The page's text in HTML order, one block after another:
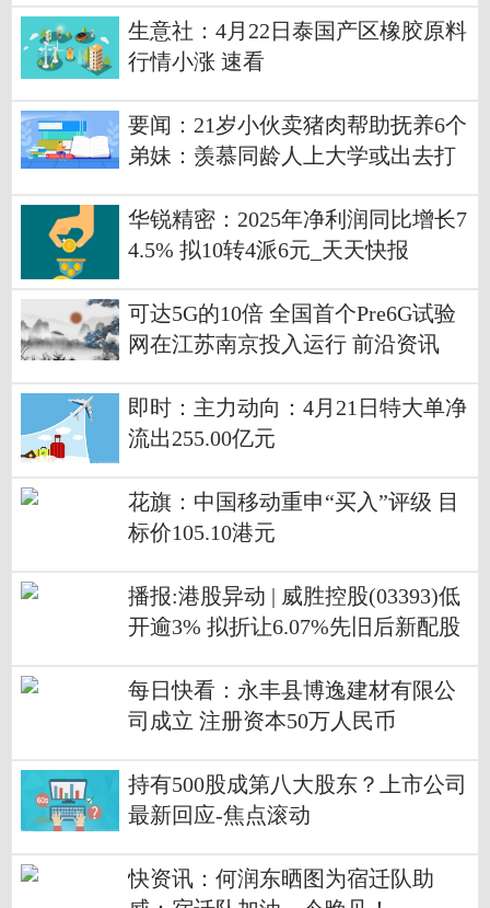
生意社：4月22日泰国产区橡胶原料
行情小涨 速看
要闻：21岁小伙卖猪肉帮助抚养6个
弟妹：羡慕同龄人上大学或出去打
华锐精密：2025年净利润同比增长7
4.5% 拟10转4派6元_天天快报
可达5G的10倍 全国首个Pre6G试验
网在江苏南京投入运行 前沿资讯
即时：主力动向：4月21日特大单净
流出255.00亿元
花旗：中国移动重申“买入”评级 目
标价105.10港元
播报:港股异动 | 威胜控股(03393)低
开逾3% 拟折让6.07%先旧后新配股
每日快看：永丰县博逸建材有限公
司成立 注册资本50万人民币
持有500股成第八大股东？上市公司
最新回应-焦点滚动
快资讯：何润东晒图为宿迁队助